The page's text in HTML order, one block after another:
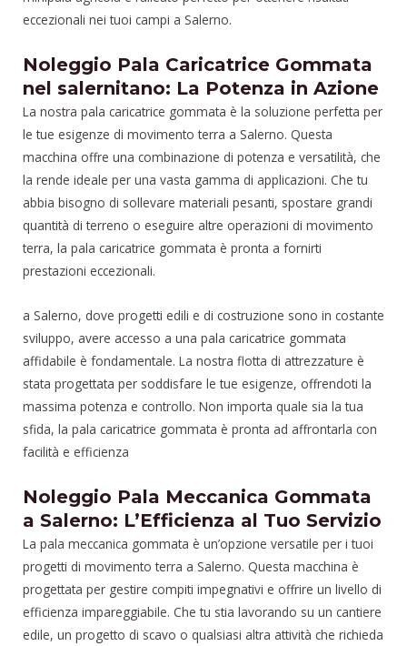
eccezionali nei tuoi campi a Salerno.
Noleggio Pala Caricatrice Gommata
nel salernitano: La Potenza in Azione
La nostra pala caricatrice gommata è la soluzione perfetta per
le tue esigenze di movimento terra a Salerno. Questa
macchina offre una combinazione di potenza e versatilità, che
la rende ideale per una vasta gamma di applicazioni. Che tu
abbia bisogno di sollevare materiali pesanti, spostare grandi
quantità di terreno o eseguire altre operazioni di movimento
terra, la pala caricatrice gommata è pronta a fornirti
prestazioni eccezionali.
a Salerno, dove progetti edili e di costruzione sono in costante
sviluppo, avere accesso a una pala caricatrice gommata
affidabile è fondamentale. La nostra flotta di attrezzature è
stata progettata per soddisfare le tue esigenze, offrendoti la
massima potenza e controllo. Non importa quale sia la tua
sfida, la pala caricatrice gommata è pronta ad affrontarla con
facilità e efficienza
Noleggio Pala Meccanica Gommata
a Salerno: L’Efficienza al Tuo Servizio
La pala meccanica gommata è un’opzione versatile per i tuoi
progetti di movimento terra a Salerno. Questa macchina è
progettata per gestire compiti impegnativi e offrire un livello di
efficienza impareggiabile. Che tu stia lavorando su un cantiere
edile, un progetto di scavo o qualsiasi altra attività che richieda